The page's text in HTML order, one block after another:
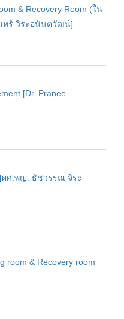
& Recovery Room (ใน
ทร์ วิระอนันตวัฒน์]
[Dr. Pranee
[ผศ.พญ. ธัชวรรณ จิระ
room & Recovery room